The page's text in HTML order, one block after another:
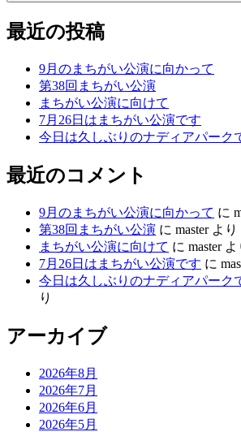
最近の投稿
9月のまちがい公演に向かって
第38回まちがい公演
まちがい公演に向けて
7月26日はまちがい公演です
今日は久しぶりのナディアパーク
最近のコメント
9月のまちがい公演に向かって に
第38回まちがい公演 に masterより
まちがい公演に向けて に masterよ
7月26日はまちがい公演です に
今日は久しぶりのナディアパーク
り
アーカイブ
2026年8月
2026年7月
2026年6月
2026年5月